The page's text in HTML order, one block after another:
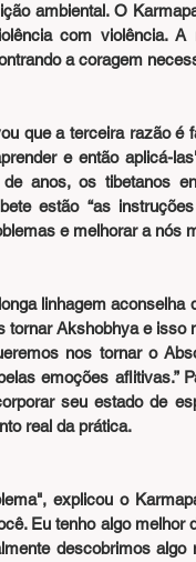
ambiental. O
com violência.
a coragem
que a terceira razão é
e então aplicá-
anos, os tibetanos
estão “as
e melhorar a nós
linhagem
tornar Akshobhya e
nos tornar o
emoções aflitivas.”
seu estado de
real da prática.
explicou o
Eu tenho algo melhor
descobrimos